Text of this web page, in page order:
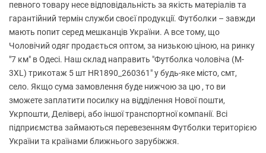
певного товару несе відповідальність за якість матеріалів та
гарантійний термін служби своєї продукції. Футболки – завжди
мають попит серед мешканців України. А все тому, що
Чоловічий одяг продається оптом, за низькою ціною, на ринку
"7 км" в Одесі. Наш склад направить "Футболка чоловіча (M-
3XL) трикотаж 5 шт HR1890_260361" у будь-яке місто, смт,
село. Якщо сума замовлення буде нижчою за цю , то ви
зможете заплатити посилку на відділення Нової пошти,
Укрпошти, Делівері, або іншої транспортної компанії. Всі
підприємства займаються перевезенням Футболки територією
України та країнами ближнього зарубіжжя.